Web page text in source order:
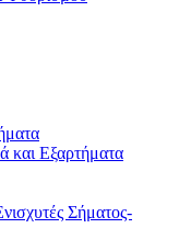
και Εξαρτήματα
Σήματος-